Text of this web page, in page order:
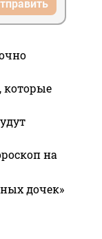
которые
на
дочек»